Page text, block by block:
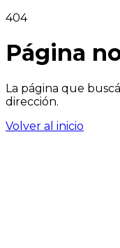
404
Página
La página que
dirección.
Volver al inicio